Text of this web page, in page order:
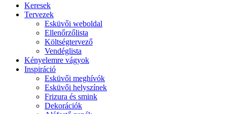
Keresek
Tervezek
Esküvői weboldal
Ellenőrzőlista
Költségtervező
Vendéglista
Kényelemre vágyok
Inspiráció
Esküvői meghívók
Esküvői helyszínek
Frizura és smink
Dekorációk